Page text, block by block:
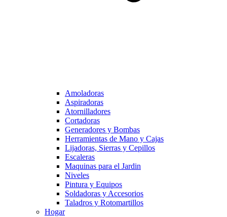
Amoladoras
Aspiradoras
Atornilladores
Cortadoras
Generadores y Bombas
Herramientas de Mano y Cajas
Lijadoras, Sierras y Cepillos
Escaleras
Maquinas para el Jardin
Niveles
Pintura y Equipos
Soldadoras y Accesorios
Taladros y Rotomartillos
Hogar